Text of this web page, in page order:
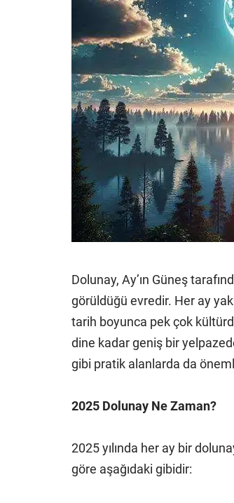
Dolunay, Ay’ın Güneş
görüldüğü evredir. Her ay
tarih boyunca pek çok
dine kadar geniş bir
gibi pratik alanlarda da
2025 Dolunay Ne Zaman?
2025 yılında her ay bir
göre aşağıdaki gibidir: